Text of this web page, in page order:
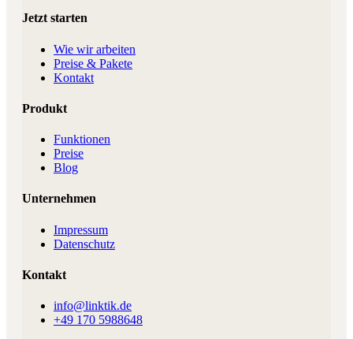
Jetzt starten
Wie wir arbeiten
Preise & Pakete
Kontakt
Produkt
Funktionen
Preise
Blog
Unternehmen
Impressum
Datenschutz
Kontakt
info@linktik.de
+49 170 5988648